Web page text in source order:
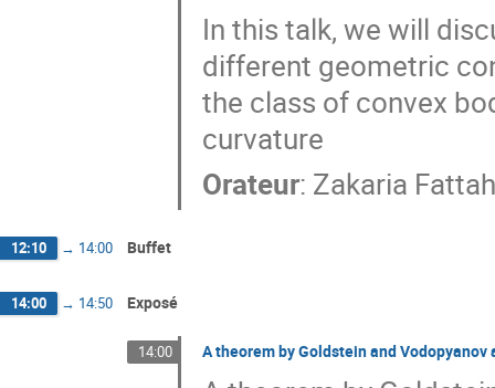
In this talk, we will
different geometric
the class of convex
curvature
Orateur: Zakaria
12:10 → 14:00 Buffet
14:00 → 14:50 Exposé
14:00 A theorem by Goldstein and